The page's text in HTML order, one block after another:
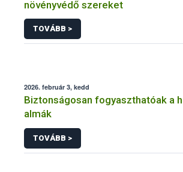
növényvédő szereket
TOVÁBB >
2026. február 3, kedd
Biztonságosan fogyaszthatóak a
almák
TOVÁBB >